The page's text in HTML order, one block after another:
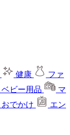
健康
ファ
ベビー用品
マ
おでかけ
エン